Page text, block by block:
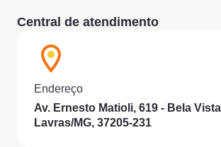
Central de atendimento
Endereço
Av. Ernesto Matioli, 619 - Bela
Lavras/MG, 37205-231